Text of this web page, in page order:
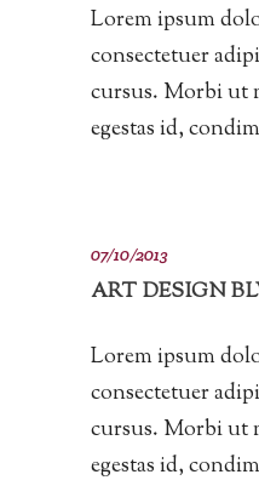
Lorem ipsum
consectetuer
cursus. Morbi ut
egestas id,
07/10/2013
ART DESIGN
Lorem ipsum
consectetuer
cursus. Morbi ut
egestas id,